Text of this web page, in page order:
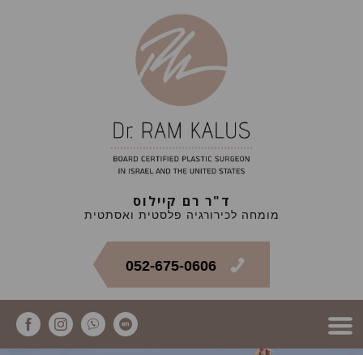
ד"ר רם קיילוס
מומחה לכירורגיה פלסטית ואסתטית
052-675-0606